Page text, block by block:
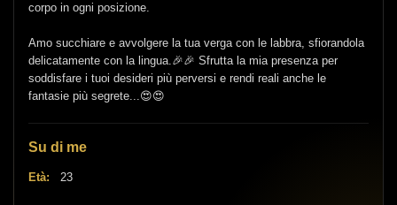
corpo in ogni posizione.
Amo succhiare e avvolgere la tua verga con le labbra, sfiorandola
delicatamente con la lingua.🎉🎉 Sfrutta la mia presenza per
soddisfare i tuoi desideri più perversi e rendi reali anche le
fantasie più segrete...😍😍
Su di me
Età: 23